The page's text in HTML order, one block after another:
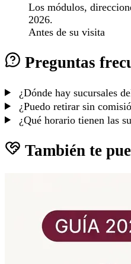
Los módulos,
2026.
Antes de su visita
Preguntas
¿Dónde hay sucursales
¿Puedo retirar sin
¿Qué horario tienen las
También te